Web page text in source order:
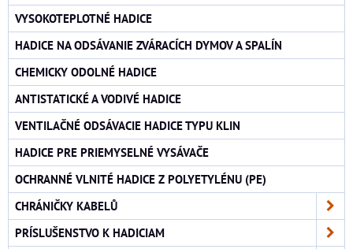
VYSOKOTEPLOTNÉ HADICE
HADICE NA ODSÁVANIE ZVÁRACÍCH DYMOV A SPALÍN
CHEMICKY ODOLNÉ HADICE
ANTISTATICKÉ A VODIVÉ HADICE
VENTILAČNÉ ODSÁVACIE HADICE TYPU KLIN
HADICE PRE PRIEMYSELNÉ VYSÁVAČE
OCHRANNÉ VLNITÉ HADICE Z POLYETYLÉNU (PE)
CHRÁNIČKY KABELŮ
PRÍSLUŠENSTVO K HADICIAM